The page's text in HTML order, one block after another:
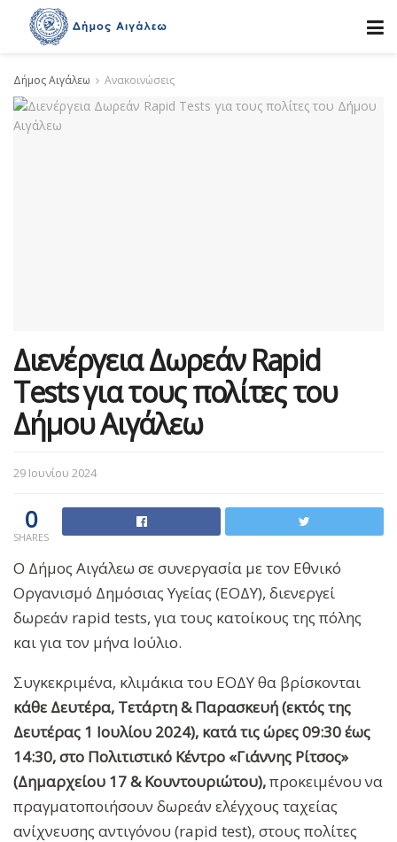
Δήμος Αιγάλεω Ανακοινώσεις
Διενέργεια Δωρεάν Rapid
Tests για τους πολίτες του
Δήμου Αιγάλεω
29 Ιουνίου 2024
0
SHARES
Ο Δήμος Αιγάλεω σε συνεργασία με τον Εθνικό
Οργανισμό Δημόσιας Υγείας (ΕΟΔΥ), διενεργεί
δωρεάν rapid tests, για τους κατοίκους της πόλης
και για τον μήνα Ιούλιο.
Συγκεκριμένα, κλιμάκια του ΕΟΔΥ θα βρίσκονται
κάθε Δευτέρα, Τετάρτη & Παρασκευή (εκτός της
Δευτέρας 1 Ιουλίου 2024), κατά τις ώρες 09:30 έως
14:30, στο Πολιτιστικό Κέντρο «Γιάννης Ρίτσος»
(Δημαρχείου 17 & Κουντουριώτου),προκειμένου να
πραγματοποιήσουν δωρεάν ελέγχους ταχείας
ανίχνευσης αντιγόνου (rapid test), στους πολίτες